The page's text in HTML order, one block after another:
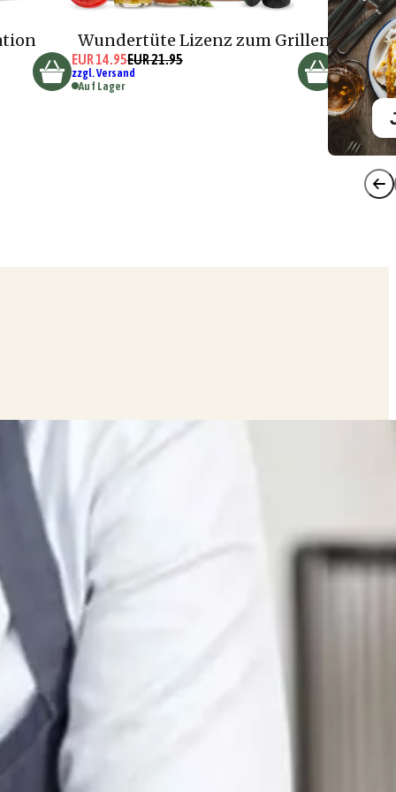
Wundertüte Lizenz zum Grillen
EUR 14.95EUR 21.95
zzgl. Versand
Auf Lager